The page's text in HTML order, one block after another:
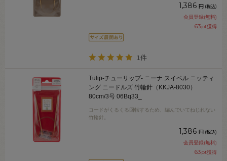
1,386 円 (税込)
会員登録(無料)
63pt獲得
1件
Tulip-チューリップ- ニーナ スイベル ニッティ
ング ニードルズ 竹輪針（KKJA-8030）
80cm/3号 06Bq33_
コードがくるくる回転するため、編んでいてねじれない
竹輪針。
1,386 円 (税込)
会員登録(無料)
63pt獲得